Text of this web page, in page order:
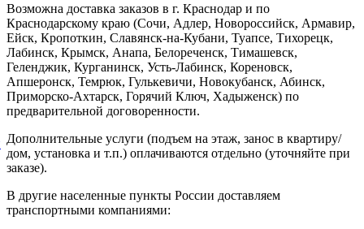
Возможна доставка заказов в г. Краснодар и по
Краснодарскому краю (Сочи, Адлер, Новороссийск, Армавир,
Ейск, Кропоткин, Славянск-на-Кубани, Туапсе, Тихорецк,
Лабинск, Крымск, Анапа, Белореченск, Тимашевск,
Геленджик, Курганинск, Усть-Лабинск, Кореновск,
Апшеронск, Темрюк, Гулькевичи, Новокубанск, Абинск,
Приморско-Ахтарск, Горячий Ключ, Хадыженск) по
предварительной договоренности.
Дополнительные услуги (подъем на этаж, занос в квартиру/
дом, установка и т.п.) оплачиваются отдельно (уточняйте при
заказе).
В другие населенные пункты России доставляем
транспортными компаниями: